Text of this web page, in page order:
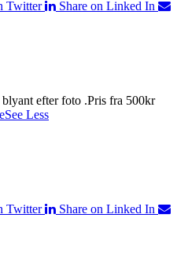
Twitter
Share on Linked In
efter foto .Pris fra 500kr
See Less
Twitter
Share on Linked In